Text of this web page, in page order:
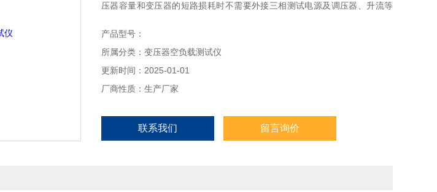
压器容量和变压器的短路损耗时不需要外接三相测试电源及调压器、升流等
高清彩色触摸操作界面，操作种类型的变海沃压器的空载电流、空载损耗、
短路电压、短路损耗。
产品型号：
所属分类：变压器空负载测试仪
更新时间：2025-01-01
厂商性质：生产厂家
联系我们 留言询价